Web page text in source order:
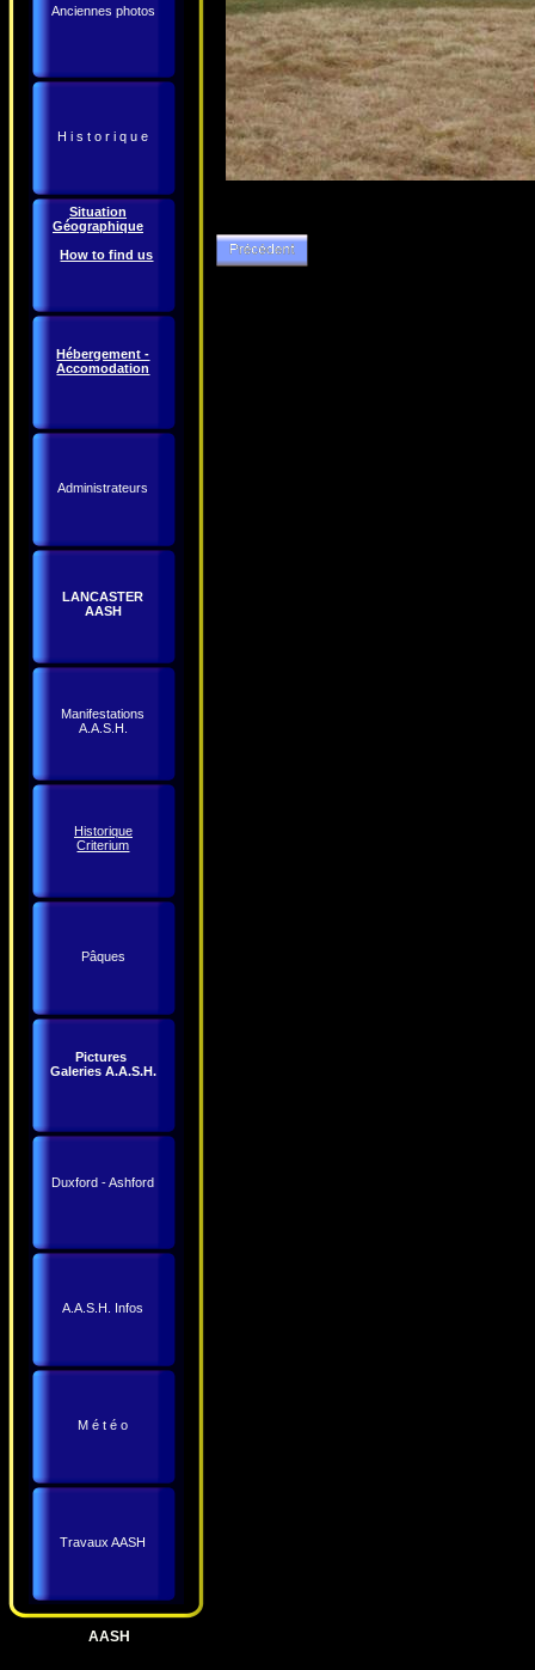
Anciennes photos
H i s t o r i q u e
Situation
Géographique
How to find us
Hébergement -
Accomodation
Administrateurs
LANCASTER
AASH
Manifestations
A.A.S.H.
Historique
Criterium
Pâques
Pictures
Galeries A.A.S.H.
Duxford - Ashford
A.A.S.H. Infos
M é t é o
Travaux AASH
AASH